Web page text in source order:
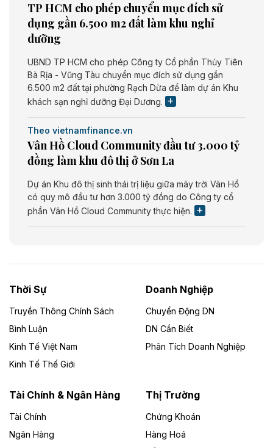
TP HCM cho phép chuyển mục đích sử
dụng gần 6.500 m2 đất làm khu nghỉ
dưỡng
UBND TP HCM cho phép Công ty Cổ phần Thủy Tiên
Bà Rịa - Vũng Tàu chuyển mục đích sử dụng gần
6.500 m2 đất tại phường Rạch Dừa để làm dự án Khu
khách sạn nghỉ dưỡng Đại Dương.
Theo vietnamfinance.vn
Vân Hồ Cloud Community đầu tư 3.000 tỷ
đồng làm khu đô thị ở Sơn La
Dự án Khu đô thị sinh thái trị liệu giữa mây trời Vân Hồ
có quy mô đầu tư hơn 3.000 tỷ đồng do Công ty cổ
phần Vân Hồ Cloud Community thực hiện.
Dự án Nhà máy xử lý rác và phát điện Bắc Giang do
Công ty TNHH Năng lượng môi trường Bắc Giang làm
Theo vietnamfinance.vn
Đức Long Gia Lai mở rộng ‘hệ sinh thái’
Lai
Bốn doanh nghiệp có sự góp vốn của Công ty Cổ
phần Tập đoàn Đức Long Gia Lai (HoSE: DLG) được
Thời Sự
Truyền Thông Chính Sách
Bình Luận
Kinh Tế Việt Nam
Kinh Tế Thế Giới
Doanh Nghiệp
Chuyển Động DN
DN Cần Biết
Phân Tích Doanh Nghiệp
Tài Chính & Ngân Hàng
Tài Chính
Ngân Hàng
Thị Trường
Chứng Khoán
Hàng Hoá